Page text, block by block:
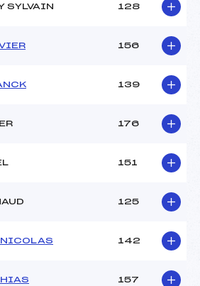
SYLVAIN 128
156
139
176
151
125
NICOLAS 142
157